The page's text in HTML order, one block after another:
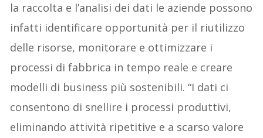
la raccolta e l’analisi dei dati le aziende possono
infatti identificare opportunità per il riutilizzo
delle risorse, monitorare e ottimizzare i
processi di fabbrica in tempo reale e creare
modelli di business più sostenibili. “I dati ci
consentono di snellire i processi produttivi,
eliminando attività ripetitive e a scarso valore